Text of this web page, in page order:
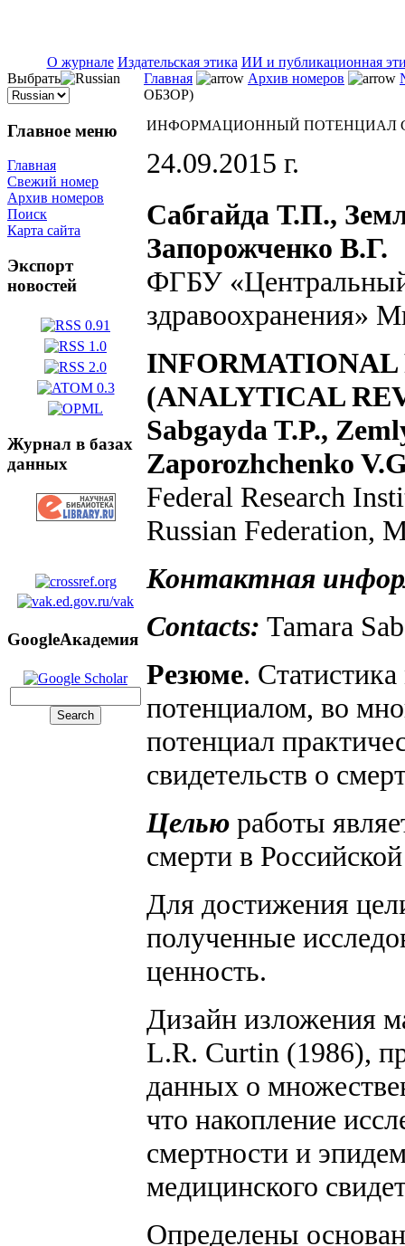
О журнале Издательская этика ИИ и публикационная
Выбрать
Главное меню
Главная
Свежий номер
Архив номеров
Поиск
Карта сайта
Экспорт
новостей
Журнал в базах
данных
GoogleАкадемия
Главная Архив номеров
ОБЗОР)
ИНФОРМАЦИОННЫЙ ПОТЕНЦИАЛ
24.09.2015 г.
Сабгайда Т.П.,
Запорожченко В.Г.
ФГБУ «Центральный
здравоохранения»
INFORMATIONAL
(ANALYTICAL
Sabgayda T.P.,
Zaporozhchenko
Federal Research
Russian Federation,
Контактная
Contacts: Tamara
Резюме.
потенциалом, во
потенциал
свидетельств о
Целью работы
смерти в
Для достижения
полученные
ценность.
Дизайн изложения
L.R. Curtin (1986),
данных о
что накопление
смертности и
медицинского
Определены